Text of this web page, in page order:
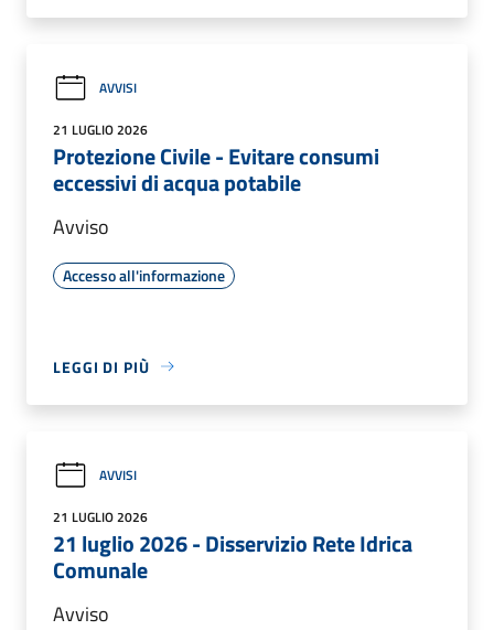
AVVISI
21 LUGLIO 2026
Protezione Civile - Evitare consumi
eccessivi di acqua potabile
Avviso
Accesso all'informazione
LEGGI DI PIÙ
AVVISI
21 LUGLIO 2026
21 luglio 2026 - Disservizio Rete Idrica
Comunale
Avviso